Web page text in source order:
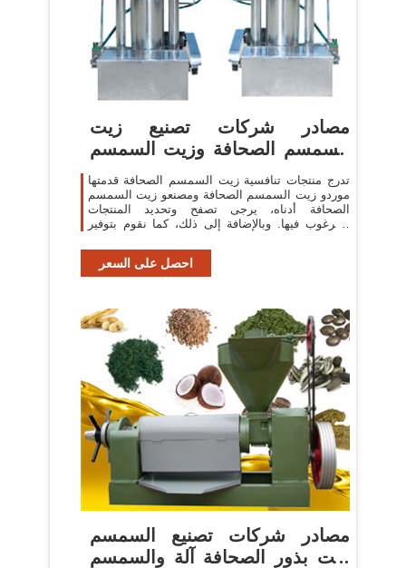
مصادر شركات تصنيع زيت
السمسم الصحافة وزيت السمسم
الصحافة
تدرج منتجات تنافسية زيت السمسم الصحافة قدمتها
موردو زيت السمسم الصحافة ومصنعو زيت السمسم
الصحافة أدناه، يرجى تصفح وتحديد المنتجات
المرغوب فيها. وبالإضافة إلى ذلك، كما نقوم بتوفير
احصل على السعر
مصادر شركات تصنيع السمسم
زيت بذور الصحافة آلة والسمسم